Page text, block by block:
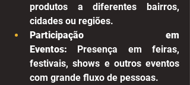
produtos a diferentes bairros,
cidades ou regiões.
Participação em
Eventos: Presença em feiras,
festivais, shows e outros eventos
com grande fluxo de pessoas.